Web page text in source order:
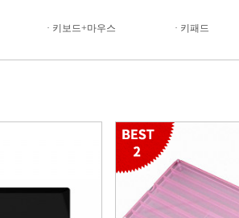
· 키보드+마우스 · 키패드